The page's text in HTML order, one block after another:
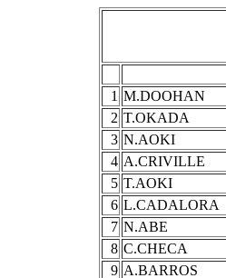
1 M.DOOHAN
2 T.OKADA
3 N.AOKI
4 A.CRIVILLE
5 T.AOKI
6 L.CADALORA
7 N.ABE
8 C.CHECA
9 A.BARROS